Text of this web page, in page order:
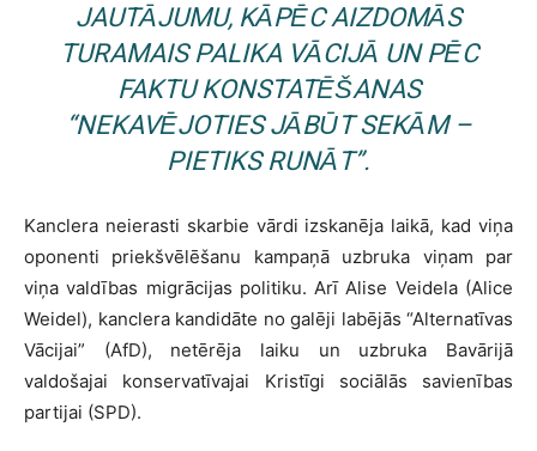
JAUTĀJUMU, KĀPĒC AIZDOMĀS
TURAMAIS PALIKA VĀCIJĀ UN PĒC
FAKTU KONSTATĒŠANAS
“NEKAVĒJOTIES JĀBŪT SEKĀM –
PIETIKS RUNĀT”.
Kanclera neierasti skarbie vārdi izskanēja laikā, kad viņa
oponenti priekšvēlēšanu kampaņā uzbruka viņam par
viņa valdības migrācijas politiku. Arī Alise Veidela (Alice
Weidel), kanclera kandidāte no galēji labējās “Alternatīvas
Vācijai” (AfD), netērēja laiku un uzbruka Bavārijā
valdošajai konservatīvajai Kristīgi sociālās savienības
partijai (SPD).